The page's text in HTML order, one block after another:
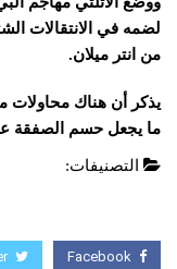
لضمه في الانتقالات
من انتر ميلان.
يذكر أن هناك محاولات
ما يجعل حسم الصفقة
التصنيفات:
Facebook